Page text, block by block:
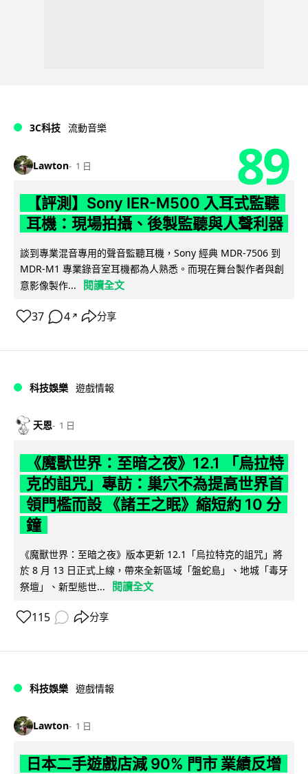
3C科技 流動音樂
Lawton 1 日 89
【評測】Sony IER-M500 入耳式監聽
耳機：現場拍攝、後製監聽與人聲利器
談到專業混音專用的聲音監聽耳機，Sony 經典 MDR-7506 到
MDR-M1 專業錄音室耳機都為人熟悉。而現在舞台製作者與創
意影像製作...
閱讀全文
37 4 ↗ 分享
科技娛樂 遊戲情報
天恩 1 日
《魔獸世界：至暗之夜》12.1 「烏拉特
克的詛咒」專訪：巢穴不為提高世界首
領門檻而設 《諸王之眠》縮短約 10 分
鐘
《魔獸世界：至暗之夜》版本更新 12.1「烏拉特克的詛咒」將
於 8 月 13 日正式上線，帶來全新區域「盤蛇島」、地城「毒牙
祭壇」、新型態世...
閱讀全文
115 分享
科技娛樂 遊戲情報
Lawton 1 日
日本二手遊戲店減 90% 門市 業績反增